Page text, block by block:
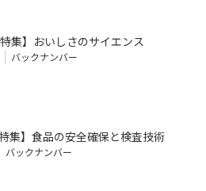
特集】おいしさのサイエンス
バックナンバー
特集】食品の安全確保と検査技術
バックナンバー